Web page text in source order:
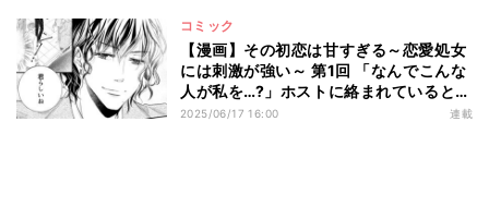
コミック
【漫画】その初恋は甘すぎる～恋愛処女
には刺激が強い～ 第1回 「なんでこんな
人が私を…?」ホストに絡まれているとこ
ろを助けてくれた人物は――!?
2025/06/17 16:00 連載